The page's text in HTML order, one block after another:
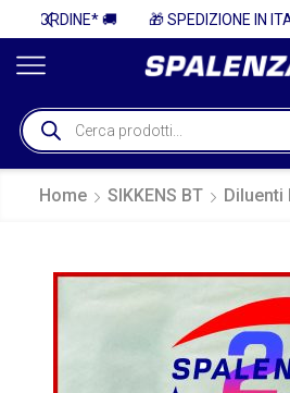
Home SIKKENS BT Diluenti